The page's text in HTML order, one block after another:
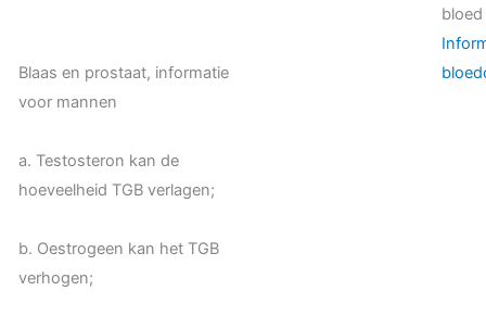
Blaas en prostaat, informatie
voor mannen
a. Testosteron kan de
hoeveelheid TGB verlagen;
b. Oestrogeen kan het TGB
verhogen;